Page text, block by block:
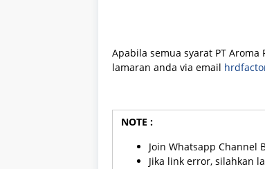
Apabila semua syarat PT
lamaran anda via email
NOTE :
Join Whatsapp Channel
Jika link error, silahkan